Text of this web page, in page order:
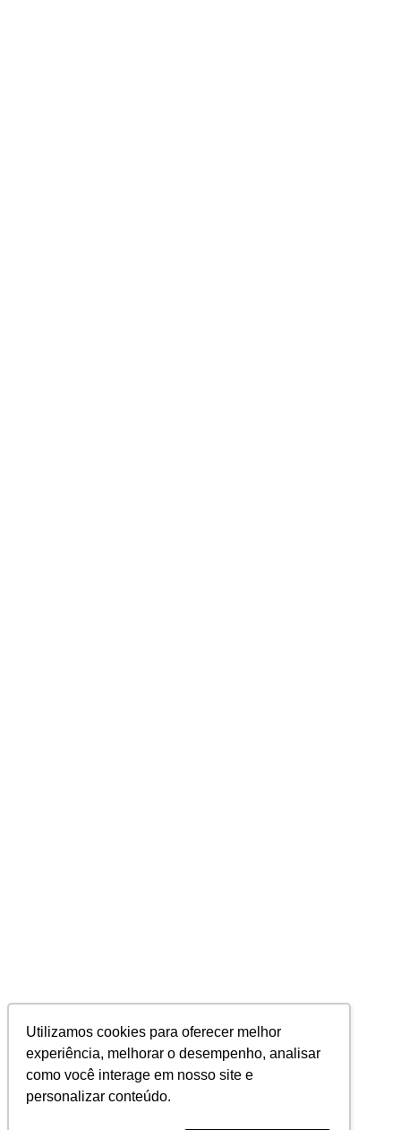
Utilizamos cookies para oferecer melhor
experiência, melhorar o desempenho, analisar
como você interage em nosso site e
personalizar conteúdo.